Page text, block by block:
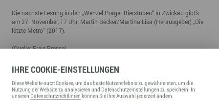
Die nächste Lesung in den „Wenzel Prager Bierstuben“ in Zwickau gibt’s
am 27. November, 17 Uhr: Martin Becker/Martina Lisa (Herausgeber) „Die
letzte Metro“ (2017).
(Quelle: Freie Presse)
IHRECOOKIE-EINSTELLUNGEN
DieseWebsitenutzt Cookies, um das beste Nutzererlebnis zu gewährleisten, um die
Nutzung derWebsitezu analysieren und Datenschutzeinstellungen zu speichern. In
unseren Datenschutzrichtlinien können Sie Ihre Auswahl jederzeit ändern.